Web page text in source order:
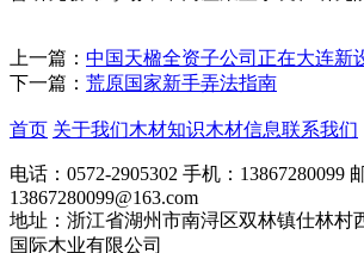
上一篇： 中国天楹全资子公司正在大连新
下一篇： 荒原国家新手弄法指南
首页 关于我们木材知识木材信息联系我们
电话：0572-2905302 手机：13867280099
13867280099@163.com
地址：浙江省湖州市南浔区双林镇仕林村
国际木业有限公司